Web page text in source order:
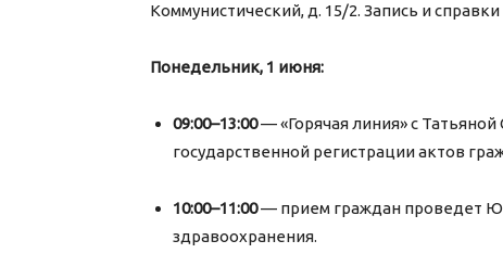
Коммунистический, д. 15/2. Запись и
Понедельник, 1 июня:
09:00–13:00— «Горячая линия» с
государственной регистрации актов
10:00–11:00— прием граждан проведет
здравоохранения.